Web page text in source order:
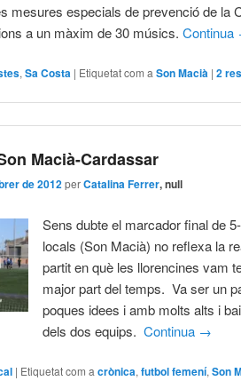
mesures especials de prevenció de la
a un màxim de 30 músics.Continua
,Sa Costa | Etiquetat com a Son Macià |2
Macià-Cardassar
de 2012 perCatalina Ferrer, null
Sens dubte el marcador final de
locals (Son Macià) no reflexa la
partit en què les llorencines vam
major part del temps. Va ser un
poques idees i amb molts alts i
dels dos equips.Continua →
| Etiquetat com a crònica,futbol femení,Son